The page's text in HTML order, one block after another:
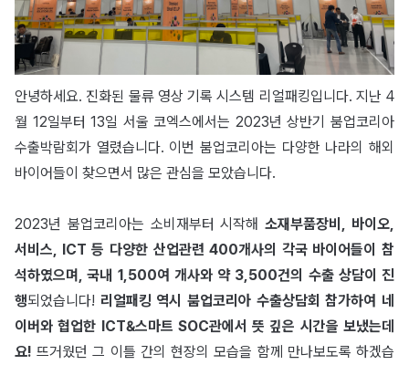
안녕하세요. 진화된 물류 영상 기록 시스템 리얼패킹입니다. 지난 4
월 12일부터 13일 서울 코엑스에서는 2023년 상반기 붐업코리아
수출박람회가 열렸습니다. 이번 붐업코리아는 다양한 나라의 해외
바이어들이 찾으면서 많은 관심을 모았습니다.
2023년 붐업코리아는 소비재부터 시작해소재부품장비, 바이오,
서비스, ICT 등 다양한 산업관련 400개사의 각국 바이어들이 참
석하였으며, 국내 1,500여 개사와 약 3,500건의 수출 상담이 진
행되었습니다! 리얼패킹 역시 붐업코리아 수출상담회 참가하여 네
이버와 협업한 ICT&스마트 SOC관에서 뜻 깊은 시간을 보냈는데
요! 뜨거웠던 그 이틀 간의 현장의 모습을 함께 만나보도록 하겠습